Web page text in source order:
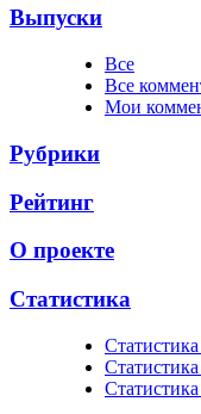
Выпуски
Все
Все
Мои
Рубрики
Рейтинг
О проекте
Статистика